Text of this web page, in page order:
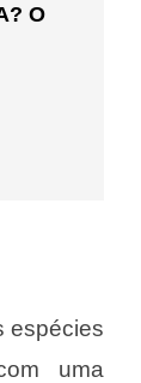
O
espécies
uma